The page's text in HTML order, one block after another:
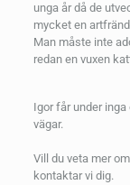
unga år då de
mycket en
Man måste inte
redan en vuxen
Igor får under
vägar.
Vill du veta mer
kontaktar vi dig.